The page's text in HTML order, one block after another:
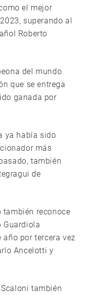
el mejor
superando al
Roberto
del mundo
que se entrega
ganada por
ya había sido
más
también
de
también reconoce
Guardiola
por tercera vez
Ancelotti y
también